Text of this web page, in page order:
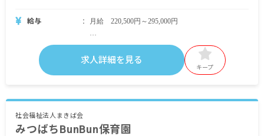
給与 月給 220,500円～295,000円
・月給内訳
基本給 四大卒200,500円～、短大・専門卒190,000
・定期的に支給される手当
残業代
求人詳細を見る
キープ
社会福祉法人まきば会
みつばちBunBun保育園